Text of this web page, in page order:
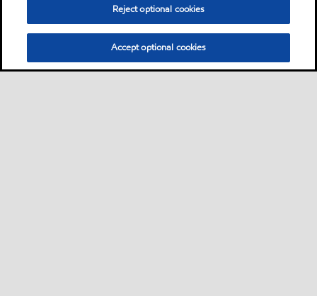
Reject optional cookies
Accept optional cookies